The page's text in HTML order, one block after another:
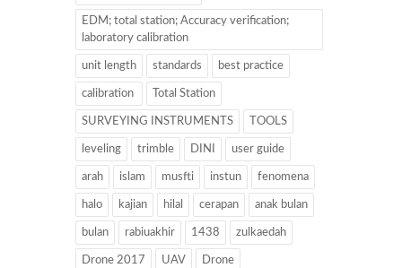
EDM; total station; Accuracy verification;
laboratory calibration
unit length standards best practice
calibration Total Station
SURVEYING INSTRUMENTS TOOLS
leveling trimble DINI user guide
arah islam musfti instun fenomena
halo kajian hilal cerapan anak bulan
bulan rabiuakhir 1438 zulkaedah
Drone 2017 UAV Drone